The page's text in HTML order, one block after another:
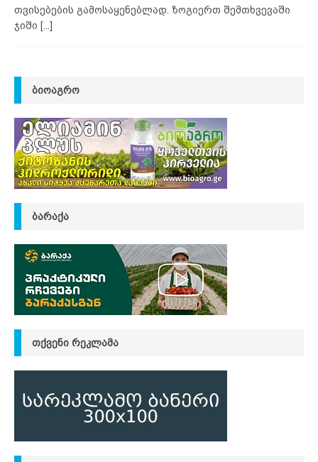
თვისებების გამოსაყენებლად. ზოგიერთ შემთხვევაში
ჯიში [...]
ᲑᲘᲝᲐᲒᲠᲝ
ᲑᲐᲠᲐᲥᲐ
ᲗᲥᲕᲔᲜᲘ ᲠᲔᲙᲚᲐᲛᲐ